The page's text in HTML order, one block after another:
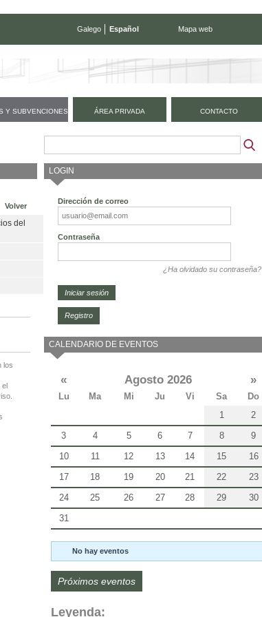
Galego Español Mapa web
Y SUBVENCIONES ÁREA PRIVADA CONTACTO
Volver
del
los
LOGIN
Dirección de correo
Contraseña
¿Ha olvidado su contraseña?
Registro
CALENDARIO DE EVENTOS
« Agosto 2026 »
Lu Ma Mi Ju Vi Sa
Do
1
2
3
4 5 6 7 8
9
10
11 12 13 14 15
16
17
18 19 20 21 22
23
24
25 26 27 28 29
30
31
No hay eventos
Próximos eventos
Leyenda: